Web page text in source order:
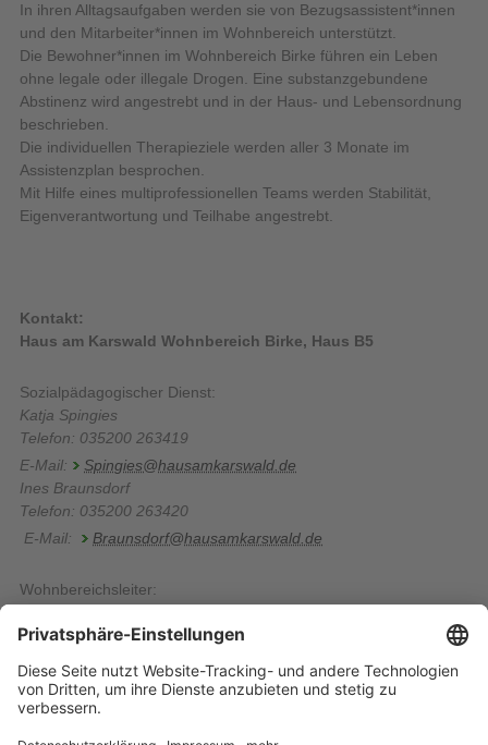
In ihren Alltagsaufgaben werden sie von Bezugsassistent*innen
und den Mitarbeiter*innen im Wohnbereich unterstützt.
Die Bewohner*innen im Wohnbereich Birke führen ein Leben
ohne legale oder illegale Drogen. Eine substanzgebundene
Abstinenz wird angestrebt und in der Haus- und Lebensordnung
beschrieben.
Die individuellen Therapieziele werden aller 3 Monate im
Assistenzplan besprochen.
Mit Hilfe eines multiprofessionellen Teams werden Stabilität,
Eigenverantwortung und Teilhabe angestrebt.
Kontakt:
Haus am Karswald Wohnbereich Birke, Haus B5
Sozialpädagogischer Dienst:
Katja Spingies
Telefon: 035200 263419
E-Mail:
Spingies@hausamkarswald.de
Ines Braunsdorf
Telefon: 035200 263420
E-Mail:
Braunsdorf@hausamkarswald.de
Wohnbereichsleiter:
Telefon: 035200 263414
E-Mail:
lueckewerth@hausamkarswald.de